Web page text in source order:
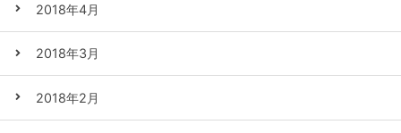
2018年4月
2018年3月
2018年2月